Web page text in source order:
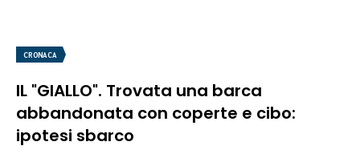
CRONACA
IL "GIALLO". Trovata una barca
abbandonata con coperte e cibo:
ipotesi sbarco